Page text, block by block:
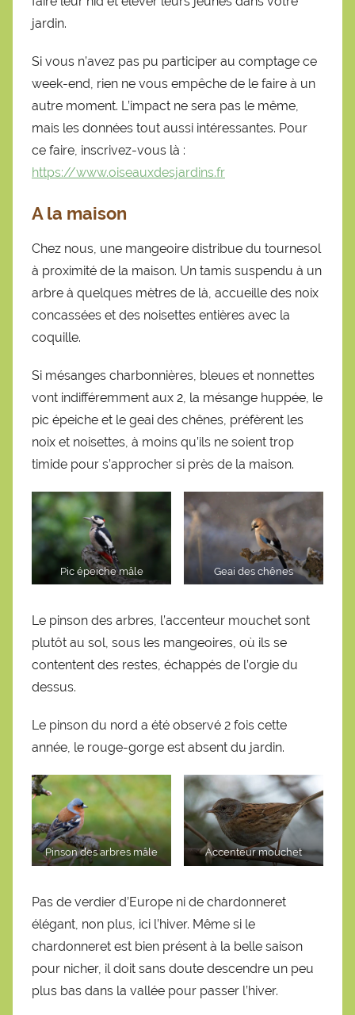
jardin.
Si vous n’avez pas pu participer au comptage ce
week-end, rien ne vous empêche de le faire à un
autre moment. L’impact ne sera pas le même,
mais les données tout aussi intéressantes. Pour
ce faire, inscrivez-vous là :
https://www.oiseauxdesjardins.fr
A la maison
Chez nous, une mangeoire distribue du tournesol
à proximité de la maison. Un tamis suspendu à un
arbre à quelques mètres de là, accueille des noix
concassées et des noisettes entières avec la
coquille.
Si mésanges charbonnières, bleues et nonnettes
vont indifféremment aux 2, la mésange huppée, le
pic épeiche et le geai des chênes, préfèrent les
noix et noisettes, à moins qu’ils ne soient trop
timide pour s’approcher si près de la maison.
Pic épeiche mâle Geai des chênes
Le pinson des arbres, l’accenteur mouchet sont
plutôt au sol, sous les mangeoires, où ils se
contentent des restes, échappés de l’orgie du
dessus.
Le pinson du nord a été observé 2 fois cette
année, le rouge-gorge est absent du jardin.
Pinson des arbres mâle Accenteur mouchet
Pas de verdier d’Europe ni de chardonneret
élégant, non plus, ici l’hiver. Même si le
chardonneret est bien présent à la belle saison
pour nicher, il doit sans doute descendre un peu
plus bas dans la vallée pour passer l’hiver.